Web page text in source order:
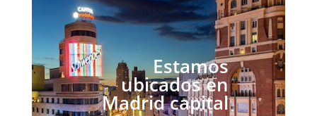
Estamos
ubicados en
Madrid capital